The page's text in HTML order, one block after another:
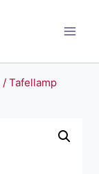
/ Tafellamp